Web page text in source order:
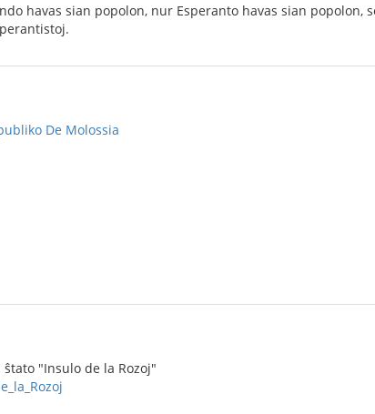
havas sian popolon, nur Esperanto havas sian popolon,
De Molossia
"Insulo de la Rozoj"